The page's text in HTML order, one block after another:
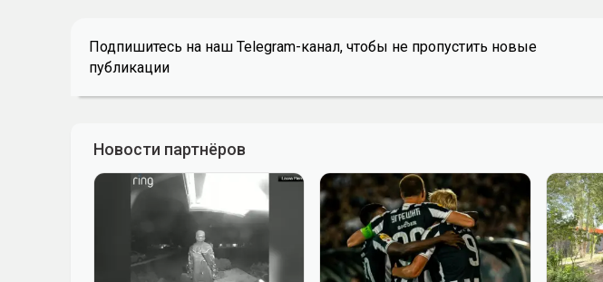
Подпишитесь на наш Telegram-канал, чтобы не пропустить новые
публикации